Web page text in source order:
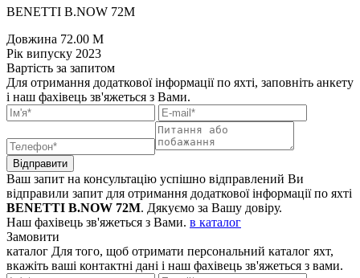
BENETTI B.NOW 72M
Довжина 72.00 M
Рік випуску 2023
Вартість за запитом
Для отримання додаткової інформації по яхті, заповніть анкету
і наш фахівець зв'яжеться з Вами.
Відправити
Ваш запит на консультацію успішно відправлений Ви
відправили запит для отримання додаткової інформації по яхті
BENETTI B.NOW 72M. Дякуємо за Вашу довіру.
Наш фахівець зв'яжеться з Вами. в каталог
Замовити
каталог Для того, щоб отримати персональний каталог яхт,
вкажіть ваші контактні дані і наш фахівець зв'яжеться з вами.